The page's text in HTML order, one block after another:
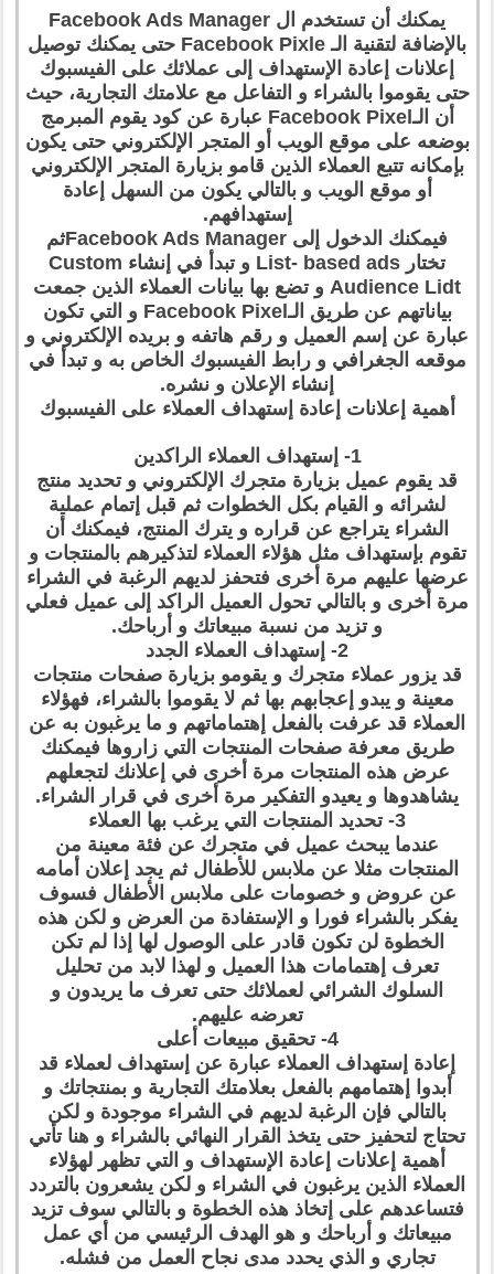
يمكنك أن تستخدم ال Facebook Ads Manager
بالإضافة لتقنية الـ Facebook Pixle حتى يمكنك توصيل
إعلانات إعادة الإستهداف إلى عملائك على الفيسبوك
حتى يقوموا بالشراء و التفاعل مع علامتك التجارية، حيث
أن الـFacebook Pixel عبارة عن كود يقوم المبرمج
بوضعه على موقع الويب أو المتجر الإلكتروني حتى يكون
بإمكانه تتبع العملاء الذين قامو بزيارة المتجر الإلكتروني
أو موقع الويب و بالتالي يكون من السهل إعادة
إستهدافهم.
فيمكنك الدخول إلى Facebook Ads Managerثم
تختار List- based ads و تبدأ في إنشاء Custom
Audience Lidt و تضع بها بيانات العملاء الذين جمعت
بياناتهم عن طريق الـFacebook Pixel و التي تكون
عبارة عن إسم العميل و رقم هاتفه و بريده الإلكتروني و
موقعه الجغرافي و رابط الفيسبوك الخاص به و تبدأ في
إنشاء الإعلان و نشره.
أهمية إعلانات إعادة إستهداف العملاء على الفيسبوك
1- إستهداف العملاء الراكدين
قد يقوم عميل بزيارة متجرك الإلكتروني و تحديد منتج
لشرائه و القيام بكل الخطوات ثم قبل إتمام عملية
الشراء يتراجع عن قراره و يترك المنتج، فيمكنك أن
تقوم بإستهداف مثل هؤلاء العملاء لتذكيرهم بالمنتجات و
عرضها عليهم مرة أخرى فتحفز لديهم الرغبة في الشراء
مرة أخرى و بالتالي تحول العميل الراكد إلى عميل فعلي
و تزيد من نسبة مبيعاتك و أرباحك.
2- إستهداف العملاء الجدد
قد يزور عملاء متجرك و يقومو بزيارة صفحات منتجات
معينة و يبدو إعجابهم بها ثم لا يقوموا بالشراء، فهؤلاء
العملاء قد عرفت بالفعل إهتماماتهم و ما يرغبون به عن
طريق معرفة صفحات المنتجات التي زاروها فيمكنك
عرض هذه المنتجات مرة أخرى في إعلانك لتجعلهم
يشاهدوها و يعيدو التفكير مرة أخرى في قرار الشراء.
3- تحديد المنتجات التي يرغب بها العملاء
عندما يبحث عميل في متجرك عن فئة معينة من
المنتجات مثلا عن ملابس للأطفال ثم يجد إعلان أمامه
عن عروض و خصومات على ملابس الأطفال فسوف
يفكر بالشراء فورا و الإستفادة من العرض و لكن هذه
الخطوة لن تكون قادر على الوصول لها إذا لم تكن
تعرف إهتمامات هذا العميل و لهذا لابد من تحليل
السلوك الشرائي لعملائك حتى تعرف ما يريدون و
تعرضه عليهم.
4- تحقيق مبيعات أعلى
إعادة إستهداف العملاء عبارة عن إستهداف لعملاء قد
أبدوا إهتمامهم بالفعل بعلامتك التجارية و بمنتجاتك و
بالتالي فإن الرغبة لديهم في الشراء موجودة و لكن
تحتاج لتحفيز حتى يتخذ القرار النهائي بالشراء و هنا تأتي
أهمية إعلانات إعادة الإستهداف و التي تظهر لهؤلاء
العملاء الذين يرغبون في الشراء و لكن يشعرون بالتردد
فتساعدهم على إتخاذ هذه الخطوة و بالتالي سوف تزيد
مبيعاتك و أرباحك و هو الهدف الرئيسي من أي عمل
تجاري و الذي يحدد مدى نجاح العمل من فشله.